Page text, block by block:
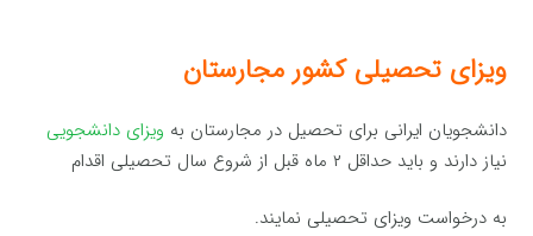
ویزای تحصیلی کشور مجارستان
دانشجویان ایرانی برای تحصیل در مجارستان به ویزای دانشجویی
نیاز دارند و باید حداقل ۲ ماه قبل از شروع سال تحصیلی اقدام
به درخواست ویزای تحصیلی نمایند.